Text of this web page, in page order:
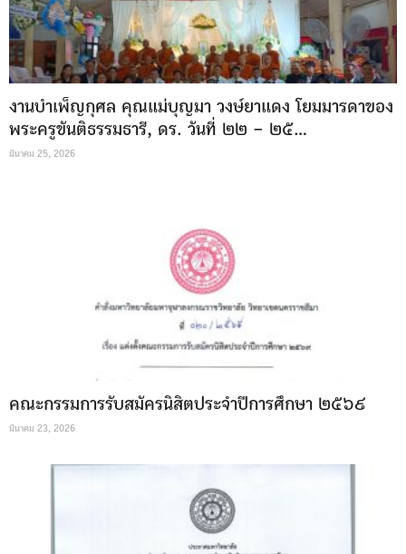
งานบำเพ็ญกุศล คุณแม่บุญมา วงษ์ยาแดง โยมมารดาของ
พระครูขันติธรรมธารี, ดร. วันที่ ๒๒ – ๒๕...
มีนาคม 25, 2026
คณะกรรมการรับสมัครนิสิตประจำปีการศึกษา ๒๕๖๙
มีนาคม 23, 2026